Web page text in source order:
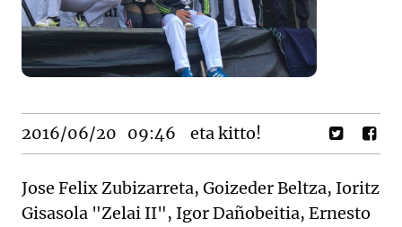
2016/06/20 09:46 eta kitto!
Jose Felix Zubizarreta, Goizeder Beltza, Ioritz
Gisasola "Zelai II", Igor Dañobeitia, Ernesto